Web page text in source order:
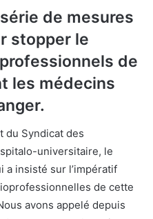
série de mesures
stopper le
de
les médecins
du Syndicat des
universitaire, le
a insisté sur l’impératif
de cette
avons appelé depuis